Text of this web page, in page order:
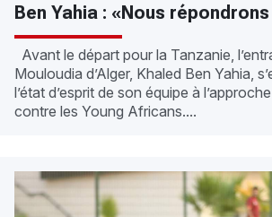
Ben Yahia : «Nous
Avant le départ pour la Tanzanie,
Mouloudia d’Alger, Khaled Ben Yahia,
l’état d’esprit de son équipe à
contre les Young Africans....